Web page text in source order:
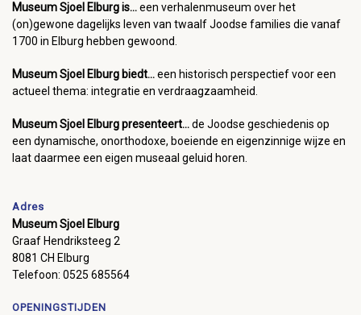
Museum Sjoel Elburg is...een verhalenmuseum over het
(on)gewone dagelijks leven van twaalf Joodse families die vanaf
1700 in Elburg hebben gewoond.
Museum Sjoel Elburg biedt...een historisch perspectief voor een
actueel thema: integratie en verdraagzaamheid.
Museum Sjoel Elburg presenteert...de Joodse geschiedenis op
een dynamische, onorthodoxe, boeiende en eigenzinnige wijze en
laat daarmee een eigen museaal geluid horen.
Adres
Museum Sjoel Elburg
Graaf Hendriksteeg 2
8081 CH Elburg
Telefoon: 0525 685564
OPENINGSTIJDEN